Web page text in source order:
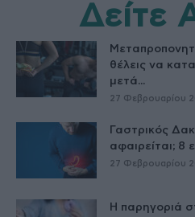
Δείτε
θέλεις να
μετά...
27 Φεβρουαρίου
Γαστρικός
αφαιρείται; 8
27 Φεβρουαρίου
Η παρηγοριά